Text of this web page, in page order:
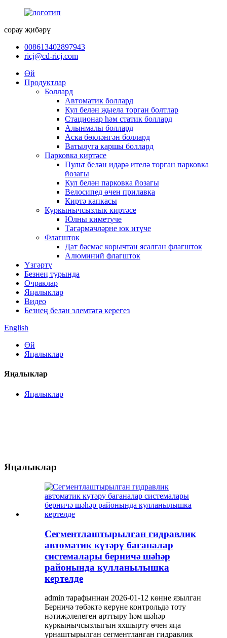
сорау җибәрү
008613402897943
ricj@cd-ricj.com
Өй
Продуктлар
Боллард
Автоматик боллард
Кул белән җыела торган болтлар
Стационар һәм статик боллард
Алынмалы боллард
Аска бөкләнгән боллард
Ватылуга каршы боллард
Парковка киртәсе
Пульт белән идарә ителә торган парковка
йозагы
Кул белән парковка йозагы
Велосипед өчен прилавка
Киртә капкасы
Куркынычсызлык киртәсе
Юлны киметүче
Тәгәрмәчләрне юк итүче
Флагшток
Дат басмас корычтан ясалган флагшток
Алюминий флагшток
Үзгәртү
Безнең турында
Очраклар
Яңалыклар
Видео
Безнең белән элемтәгә керегез
English
Өй
Яңалыклар
Яңалыклар
Яңалыклар
Яңалыклар
Сегментлаштырылган гидравлик
автоматик күтәрү баганалар
системалары берничә шәһәр
районында кулланылышка
кертелде
admin тарафыннан 2026-01-12 көнне язылган
Берничә төбәктә керүне контрольдә тоту
нәтиҗәлелеген арттыру һәм шәһәр
куркынычсызлыгын яхшырту өчен яңа
урнаштырылган сегментланган гидравлик